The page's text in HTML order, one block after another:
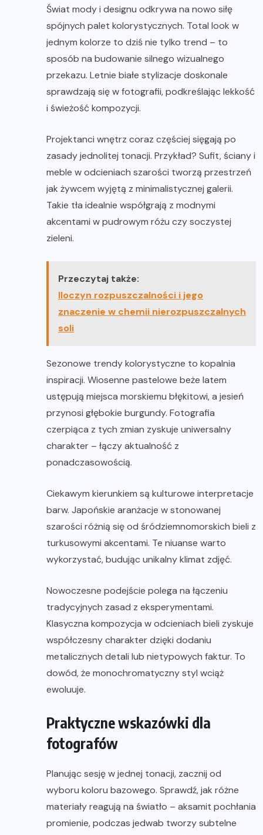
Świat mody i designu odkrywa na nowo siłę
spójnych palet kolorystycznych. Total look w
jednym kolorze to dziś nie tylko trend – to
sposób na budowanie silnego wizualnego
przekazu. Letnie białe stylizacje doskonale
sprawdzają się w fotografii, podkreślając lekkość
i świeżość kompozycji.
Projektanci wnętrz coraz częściej sięgają po
zasady jednolitej tonacji. Przykład? Sufit, ściany i
meble w odcieniach szarości tworzą przestrzeń
jak żywcem wyjętą z minimalistycznej galerii.
Takie tła idealnie współgrają z modnymi
akcentami w pudrowym różu czy soczystej
zieleni.
Przeczytaj także:
Iloczyn rozpuszczalności i jego
znaczenie w chemii nierozpuszczalnych
soli
Sezonowe trendy kolorystyczne to kopalnia
inspiracji. Wiosenne pastelowe beże latem
ustępują miejsca morskiemu błękitowi, a jesień
przynosi głębokie burgundy. Fotografia
czerpiąca z tych zmian zyskuje uniwersalny
charakter – łączy aktualność z
ponadczasowością.
Ciekawym kierunkiem są kulturowe interpretacje
barw. Japońskie aranżacje w stonowanej
szarości różnią się od śródziemnomorskich bieli z
turkusowymi akcentami. Te niuanse warto
wykorzystać, budując unikalny klimat zdjęć.
Nowoczesne podejście polega na łączeniu
tradycyjnych zasad z eksperymentami.
Klasyczna kompozycja w odcieniach bieli zyskuje
współczesny charakter dzięki dodaniu
metalicznych detali lub nietypowych faktur. To
dowód, że monochromatyczny styl wciąż
ewoluuje.
Praktyczne wskazówki dla
fotografów
Planując sesję w jednej tonacji, zacznij od
wyboru koloru bazowego. Sprawdź, jak różne
materiały reagują na światło – aksamit pochłania
promienie, podczas jedwab tworzy subtelne